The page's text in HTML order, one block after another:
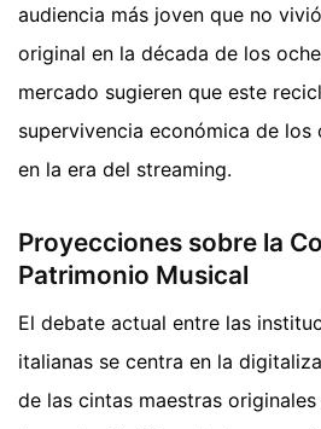
audiencia más joven que no
original en la década de los
mercado sugieren que este
supervivencia económica de
en la era del streaming.
Proyecciones sobre la
Patrimonio Musical
El debate actual entre las
italianas se centra en la
de las cintas maestras